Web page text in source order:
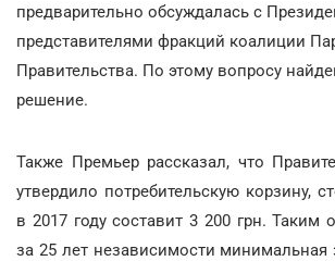
предварительно обсуждалась с
представителями фракций коалиции
Правительства. По этому вопросу
решение.
Также Премьер рассказал, что
утвердило потребительскую корзину,
в 2017 году составит 3 200 грн. Таким
за 25 лет независимости минимальная